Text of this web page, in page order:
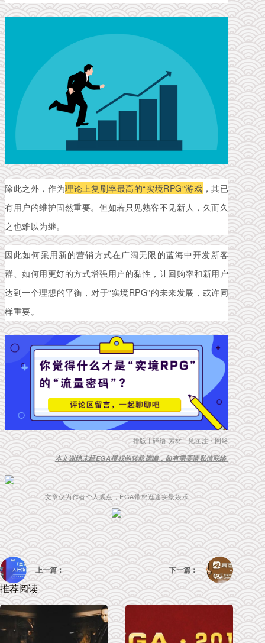
除此之外，作为理论上复刷率最高的“实境RPG”游戏 ，其已
有用户的维护固然重要。但如若只见熟客不见新人，久而久
之也难以为继。
因此如何采用新的营销方式在广阔无限的蓝海中开发新客
群、如何用更好的方式增强用户的黏性，让回购率和新用户
达到一个理想的平衡，对于“实境RPG”的未来发展，或许同
样重要。
排版 | 碎语 素材 | 见图注 / 网络
本文谢绝未经EGA授权的转载摘编，如有需要请私信联络
– 文章仅为作者个人观点，EGA带您逛遍实景娱乐 –
上一篇： 下一篇：
推荐阅读